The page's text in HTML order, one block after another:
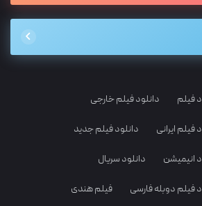
فیلم دانلود فیلم خارجی
فیلم ایرانی دانلود فیلم جدید
انیمیشن دانلود سریال
فیلم دوبله فارسی فیلم هندی